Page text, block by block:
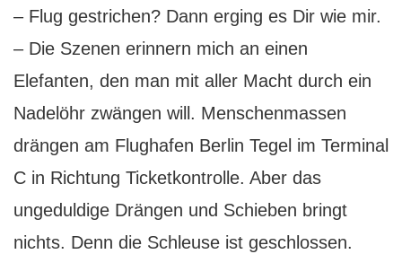
– Flug gestrichen? Dann erging es Dir wie mir.
– Die Szenen erinnern mich an einen
Elefanten, den man mit aller Macht durch ein
Nadelöhr zwängen will. Menschenmassen
drängen am Flughafen Berlin Tegel im Terminal
C in Richtung Ticketkontrolle. Aber das
ungeduldige Drängen und Schieben bringt
nichts. Denn die Schleuse ist geschlossen.